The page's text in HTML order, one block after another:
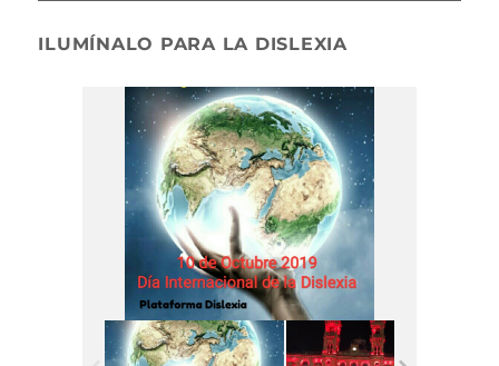
ILUMÍNALO PARA LA DISLEXIA